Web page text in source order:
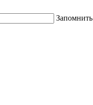
Запомнить